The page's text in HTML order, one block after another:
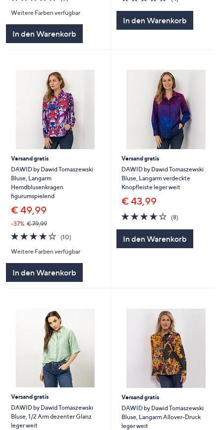
von
5
Weitere Farben verfügbar
In den Warenkorb
von
In den Warenkorb
Versand gratis
DAWID by Dawid Tomaszewski
Bluse, Langarm
Hemdblusenkragen
figurumspielend
€ 49,99
-37% € 79,99
4.2
von
5
(10)
Weitere Farben verfügbar
In den Warenkorb
Versand gratis
DAWID by Dawid Tomaszewski
Bluse, Langarm verdeckte
Knopfleiste leger weit
€ 43,99
4.1
von
(8)8
In den Warenkorb
Versand gratis
DAWID by Dawid Tomaszewski
Bluse, 1/2 Arm dezenter Glanz
leger weit
Versand gratis
DAWID by Dawid Tomaszewski
Bluse, Langarm Allover-Druck
leger weit